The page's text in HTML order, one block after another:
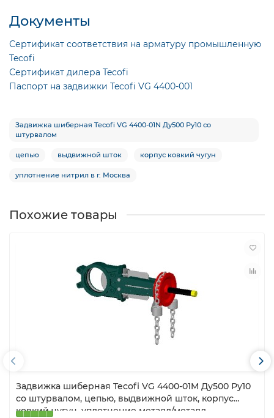
Документы
Сертификат соответствия на арматуру промышленную
Tecofi
Сертификат дилера Tecofi
Паспорт на задвижки Tecofi VG 4400-001
Задвижка шиберная Tecofi VG 4400-01N Ду500 Ру10 со
штурвалом
цепью выдвижной шток корпус ковкий чугун
уплотнение нитрил в г. Москва
Похожие товары
Задвижка шиберная Tecofi VG 4400-01M Ду500 Ру10
со штурвалом, цепью, выдвижной шток, корпус
ковкий чугун, уплотнение металл/металл